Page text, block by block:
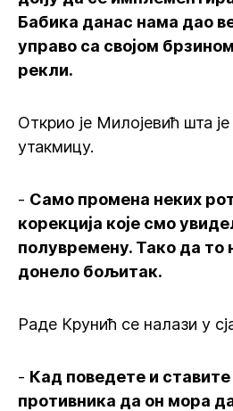
Бабика данас нама дао
управо са својом
рекли.
Открио је Милојевић шта
утакмицу.
- Само промена неких
корекција које смо
полувремену. Тако да то
донело бољитак.
Раде Крунић се налази у
- Кад поведете и
противника да он мора